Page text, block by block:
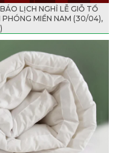
LỊCH NGHỈ LỄ GIỖ TỔ
PHÓNG MIỀN NAM (30/04),